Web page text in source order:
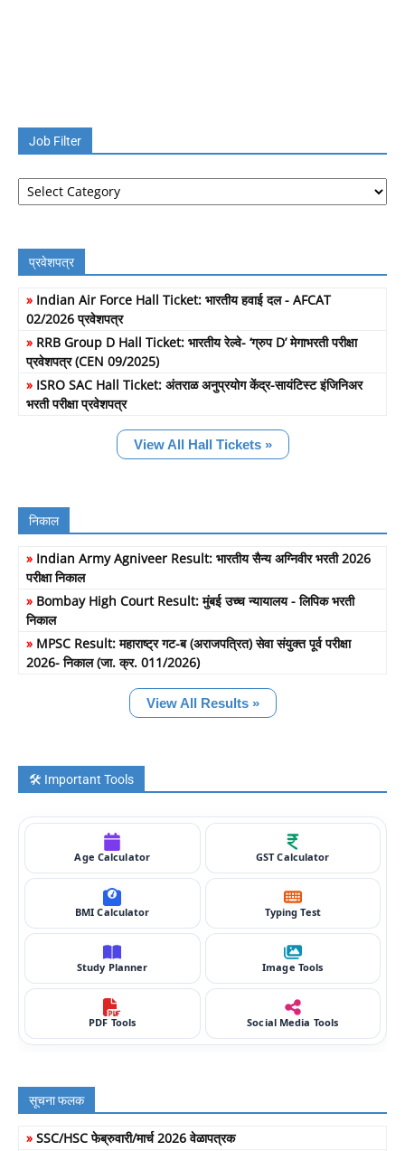
Job Filter
Job
Filter
प्रवेशपत्र
» Indian Air Force Hall Ticket: भारतीय हवाई दल - AFCAT
02/2026 प्रवेशपत्र
» RRB Group D Hall Ticket: भारतीय रेल्वे- ‘ग्रुप D’ मेगाभरती परीक्षा
प्रवेशपत्र (CEN 09/2025)
» ISRO SAC Hall Ticket: अंतराळ अनुप्रयोग केंद्र-सायंटिस्ट इंजिनिअर
भरती परीक्षा प्रवेशपत्र
View All Hall Tickets »
निकाल
» Indian Army Agniveer Result: भारतीय सैन्य अग्निवीर भरती 2026
परीक्षा निकाल
» Bombay High Court Result: मुंबई उच्च न्यायालय - लिपिक भरती
निकाल
» MPSC Result: महाराष्ट्र गट-ब (अराजपत्रित) सेवा संयुक्त पूर्व परीक्षा
2026- निकाल (जा. क्र. 011/2026)
View All Results »
🛠️ Important Tools
Age Calculator GST Calculator
BMI Calculator Typing Test
Study Planner Image Tools
PDF Tools Social Media Tools
सूचना फलक
» SSC/HSC फेब्रुवारी/मार्च 2026 वेळापत्रक